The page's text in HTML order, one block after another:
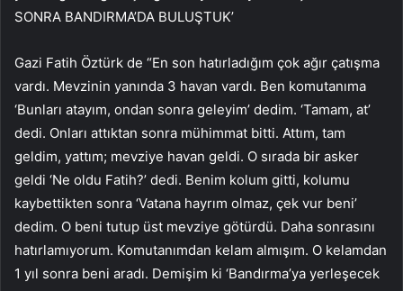
SONRA BANDIRMA’DA BULUŞTUK’
Gazi Fatih Öztürk de “En son hatırladığım çok ağır çatışma
vardı. Mevzinin yanında 3 havan vardı. Ben komutanıma
‘Bunları atayım, ondan sonra geleyim’ dedim. ‘Tamam, at’
dedi. Onları attıktan sonra mühimmat bitti. Attım, tam
geldim, yattım; mevziye havan geldi. O sırada bir asker
geldi ‘Ne oldu Fatih?’ dedi. Benim kolum gitti, kolumu
kaybettikten sonra ‘Vatana hayrım olmaz, çek vur beni’
dedim. O beni tutup üst mevziye götürdü. Daha sonrasını
hatırlamıyorum. Komutanımdan kelam almışım. O kelamdan
1 yıl sonra beni aradı. Demişim ki ‘Bandırma’ya yerleşecek